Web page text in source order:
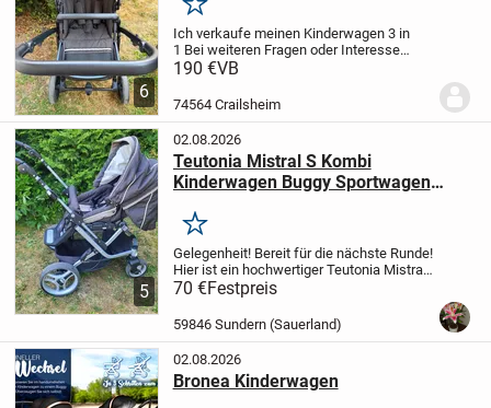
6
Merken
Ich verkaufe meinen Kinderwagen 3 in
1 Bei weiteren Fragen oder Interesse
gerne melden.
190 €VB
74564 Crailsheim
5
02.08.2026
Teutonia Mistral S Kombi
Kinderwagen Buggy Sportwagen
Merken
Gelegenheit! Bereit für die nächste Runde!
Hier ist ein hochwertiger Teutonia Mistral
S Kombikinderwagen von privat
abzugeben! Der Kindwagen verfügt über
ein verstellbares Sonnenverdeck und
70 €Festpreis
59846 Sundern (Sauerland)
02.08.2026
Bronea Kinderwagen